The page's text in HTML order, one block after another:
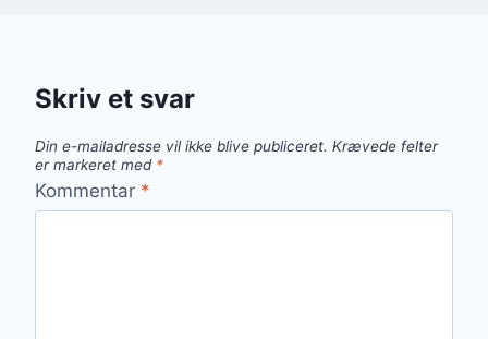
Skriv et svar
Din e-mailadresse vil ikke blive publiceret. Krævede felter
er markeret med *
Kommentar *